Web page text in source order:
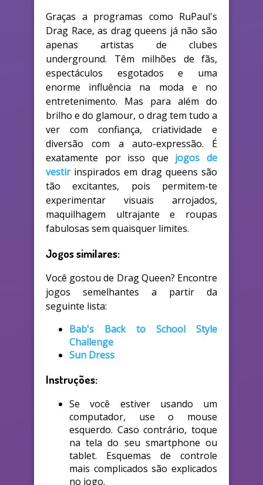
Graças a programas como RuPaul's
Drag Race, as drag queens já não são
apenas artistas de clubes
underground. Têm milhões de fãs,
espectáculos esgotados e uma
enorme influência na moda e no
entretenimento. Mas para além do
brilho e do glamour, o drag tem tudo a
ver com confiança, criatividade e
diversão com a auto-expressão. É
exatamente por isso que jogos de
vestirinspirados em drag queens são
tão excitantes, pois permitem-te
experimentar visuais arrojados,
maquilhagem ultrajante e roupas
fabulosas sem quaisquer limites.
Jogos similares:
Você gostou de Drag Queen? Encontre
jogos semelhantes a partir da
seguinte lista:
Bab's Back to School Style
Challenge
Sun Dress
Instruções:
Se você estiver usando um
computador, use o mouse
esquerdo. Caso contrário, toque
na tela do seu smartphone ou
tablet. Esquemas de controle
mais complicados são explicados
no jogo.